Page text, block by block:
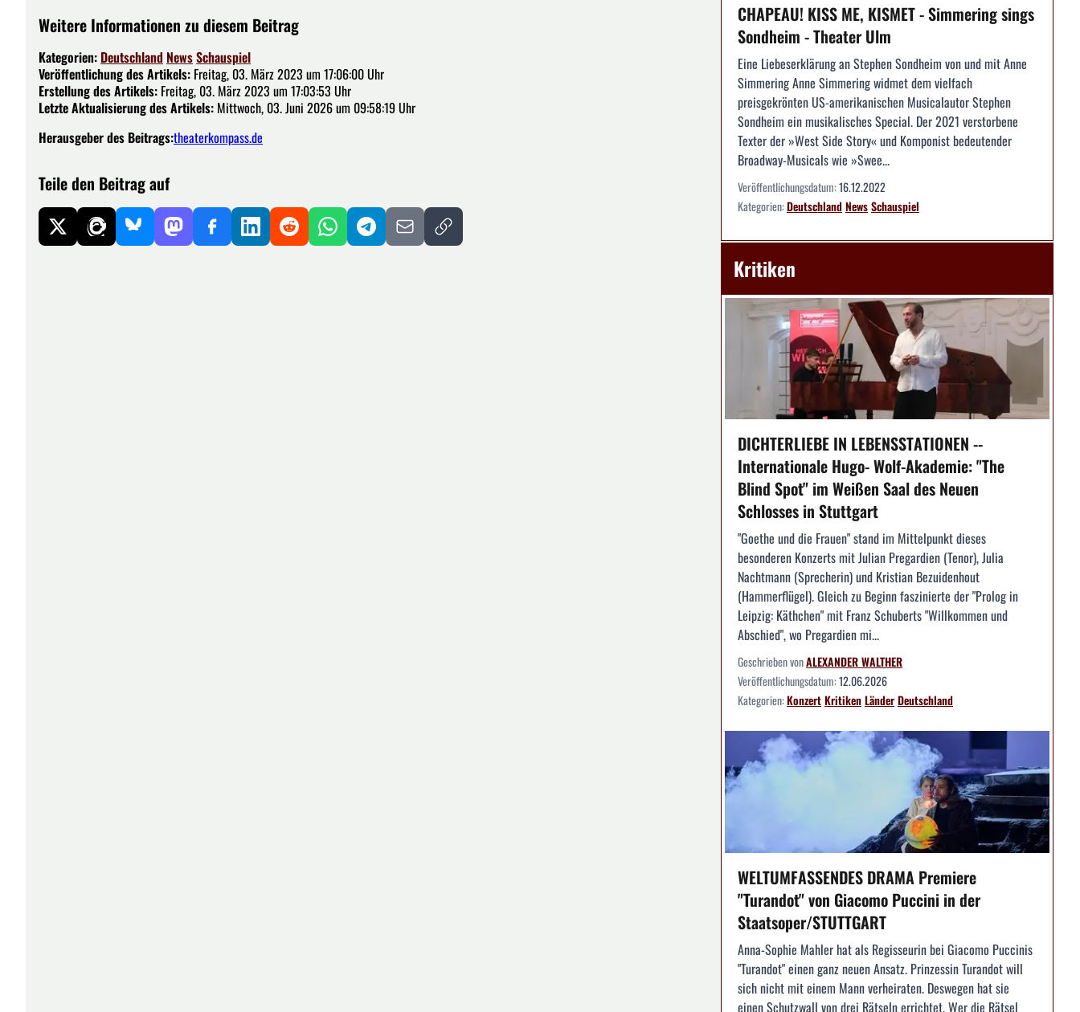
Weitere Informationen zu diesem Beitrag
Kategorien: Deutschland NewsSchauspiel
Veröffentlichung des Artikels: Freitag, 03. März 2023 um 17:06:00 Uhr
Erstellung des Artikels: Freitag, 03. März 2023 um 17:03:53 Uhr
Letzte Aktualisierung des Artikels: Mittwoch, 03. Juni 2026 um 09:58:19 Uhr
Herausgeber des Beitrags:theaterkompass.de
Teile den Beitrag auf
CHAPEAU! KISS ME, KISMET - Simmering sings
Sondheim - Theater Ulm
Eine Liebeserklärung an Stephen Sondheim von und mit Anne
Simmering Anne Simmering widmet dem vielfach
preisgekrönten US-amerikanischen Musicalautor Stephen
Sondheim ein musikalisches Special. Der 2021 verstorbene
Texter der »West Side Story« und Komponist bedeutender
Broadway-Musicals wie »Swee...
Veröffentlichungsdatum:16.12.2022
Kategorien:DeutschlandNewsSchauspiel
Kritiken
DICHTERLIEBE IN LEBENSSTATIONEN --
Internationale Hugo- Wolf-Akademie: "The
Blind Spot" im Weißen Saal des Neuen
Schlosses in Stuttgart
"Goethe und die Frauen" stand im Mittelpunkt dieses
besonderen Konzerts mit Julian Pregardien (Tenor), Julia
Nachtmann (Sprecherin) und Kristian Bezuidenhout
(Hammerflügel). Gleich zu Beginn faszinierte der "Prolog in
Leipzig: Käthchen" mit Franz Schuberts "Willkommen und
Abschied", wo Pregardien mi...
Geschrieben vonALEXANDER WALTHER
Veröffentlichungsdatum:12.06.2026
Kategorien:KonzertKritikenLänderDeutschland
WELTUMFASSENDES DRAMA Premiere
"Turandot" von Giacomo Puccini in der
Staatsoper/STUTTGART
Anna-Sophie Mahler hat als Regisseurin bei Giacomo Puccinis
"Turandot" einen ganz neuen Ansatz. Prinzessin Turandot will
sich nicht mit einem Mann verheiraten. Deswegen hat sie
einen Schutzwall von drei Rätseln errichtet. Wer die Rätsel